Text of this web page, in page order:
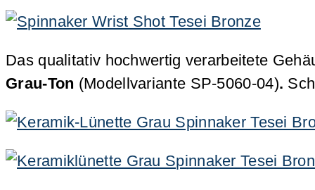
Das qualitativ hochwertig verarbeitete
Grau-Ton (Modellvariante SP-5060-04).